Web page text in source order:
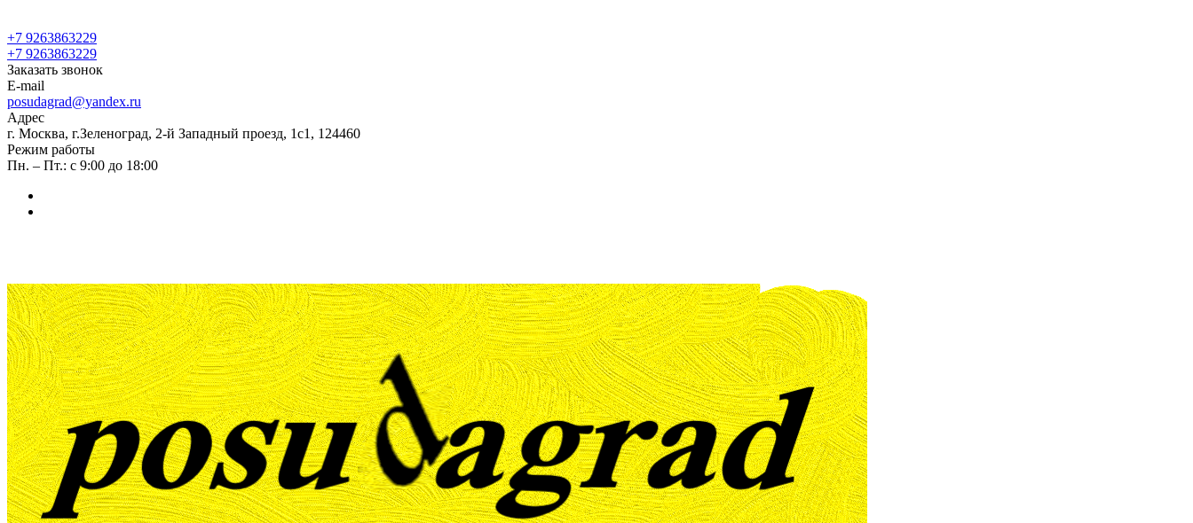
+7 9263863229
+7 9263863229
Заказать звонок
E-mail
posudagrad@yandex.ru
Адрес
г. Москва, г.Зеленоград, 2-й Западный проезд, 1с1, 124460
Режим работы
Пн. – Пт.: с 9:00 до 18:00